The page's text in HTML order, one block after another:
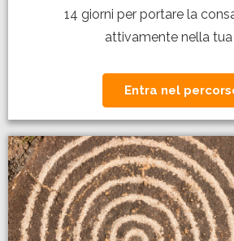
14 giorni per portare la
attivamente nella tua
Entra nel